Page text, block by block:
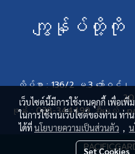
ကျွန်ုပ်တို့
လိပ်စာ : 136/2 မ.3 ဘော်ဝင်
ဖုန်း : 038-344499 အီးမေးလ် :
เว็บไซต์นี้มีการใช้งานคุกกี้ เพื่อ
ในการใช้งานเว็บไซต์ของท่าน ท่า
ได้ที่นโยบายความเป็นส่วนตัว ,
Set Cookies